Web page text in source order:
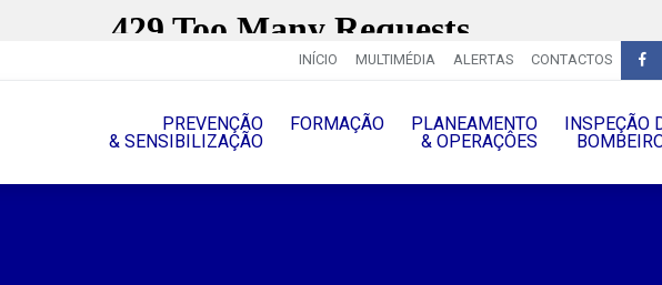
INÍCIO MULTIMÉDIA ALERTAS CONTACTOS
PREVENÇÃO
& SENSIBILIZAÇÃO
FORMAÇÃO
PLANEAMENTO
& OPERAÇÔES
INSPEÇÃO